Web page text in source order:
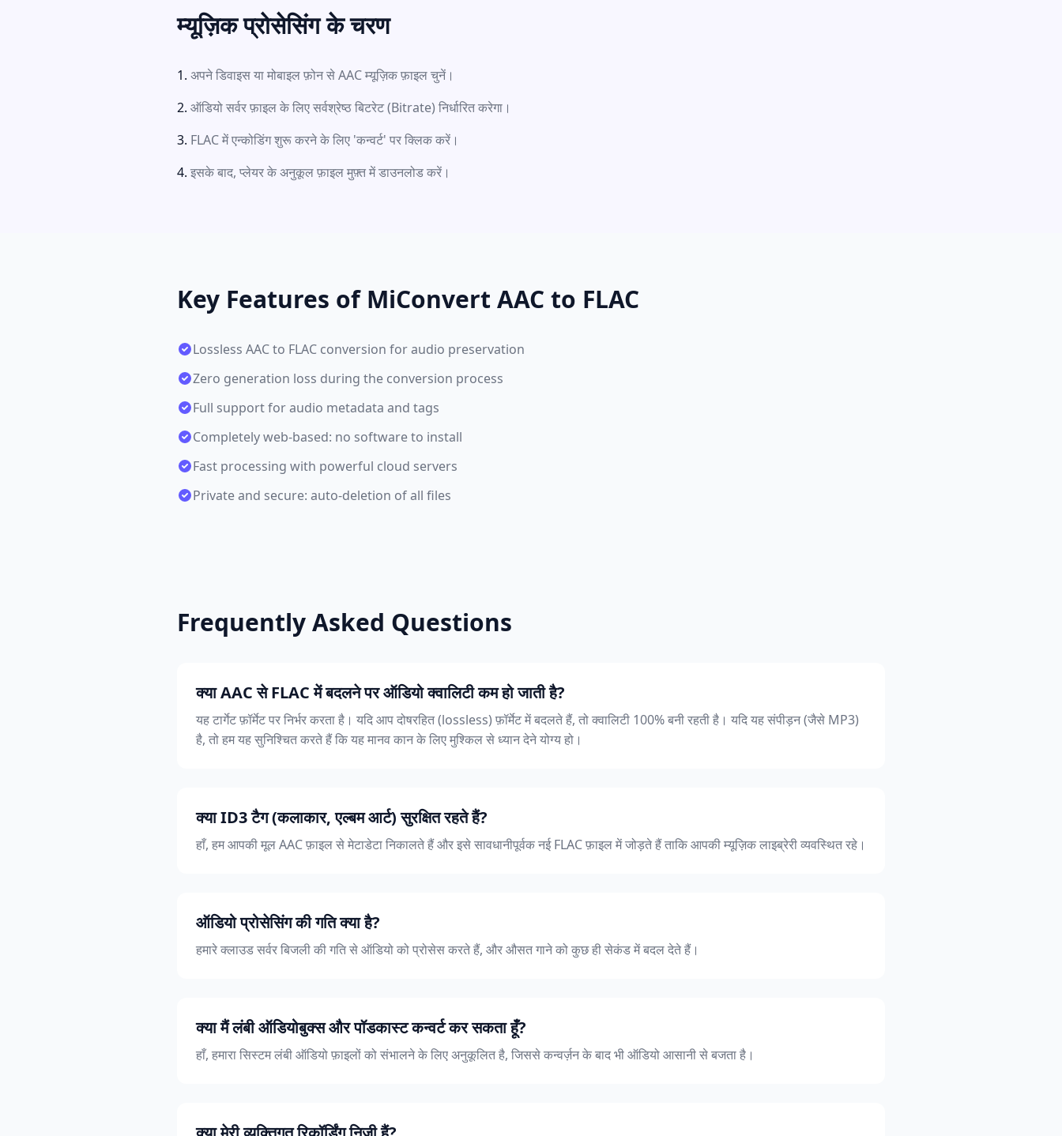
म्यूज़िक प्रोसेसिंग के चरण
अपने डिवाइस या मोबाइल फ़ोन से AAC म्यूज़िक फ़ाइल चुनें।
ऑडियो सर्वर फ़ाइल के लिए सर्वश्रेष्ठ बिटरेट (Bitrate) निर्धारित करेगा।
FLAC में एन्कोडिंग शुरू करने के लिए 'कन्वर्ट' पर क्लिक करें।
इसके बाद, प्लेयर के अनुकूल फ़ाइल मुफ़्त में डाउनलोड करें।
Key Features of MiConvert AAC to FLAC
Lossless AAC to FLAC conversion for audio preservation
Zero generation loss during the conversion process
Full support for audio metadata and tags
Completely web-based: no software to install
Fast processing with powerful cloud servers
Private and secure: auto-deletion of all files
Frequently Asked Questions
क्या AAC से FLAC में बदलने पर ऑडियो क्वालिटी कम हो जाती है?
यह टार्गेट फ़ॉर्मेट पर निर्भर करता है। यदि आप दोषरहित (lossless) फ़ॉर्मेट में बदलते हैं, तो क्वालिटी 100% बनी रहती है। यदि यह संपीड़न (जैसे MP3)
है, तो हम यह सुनिश्चित करते हैं कि यह मानव कान के लिए मुश्किल से ध्यान देने योग्य हो।
क्या ID3 टैग (कलाकार, एल्बम आर्ट) सुरक्षित रहते हैं?
हाँ, हम आपकी मूल AAC फ़ाइल से मेटाडेटा निकालते हैं और इसे सावधानीपूर्वक नई FLAC फ़ाइल में जोड़ते हैं ताकि आपकी म्यूज़िक लाइब्रेरी व्यवस्थित रहे।
ऑडियो प्रोसेसिंग की गति क्या है?
हमारे क्लाउड सर्वर बिजली की गति से ऑडियो को प्रोसेस करते हैं, और औसत गाने को कुछ ही सेकंड में बदल देते हैं।
क्या मैं लंबी ऑडियोबुक्स और पॉडकास्ट कन्वर्ट कर सकता हूँ?
हाँ, हमारा सिस्टम लंबी ऑडियो फ़ाइलों को संभालने के लिए अनुकूलित है, जिससे कन्वर्ज़न के बाद भी ऑडियो आसानी से बजता है।